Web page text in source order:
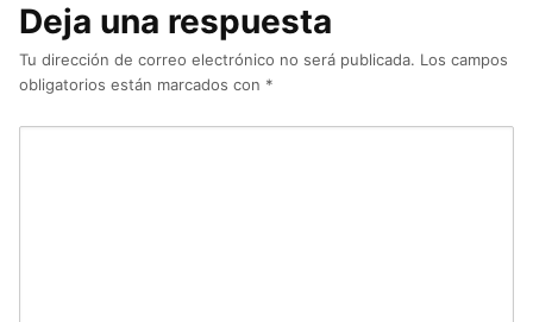
Deja una respuesta
Tu dirección de correo electrónico no será publicada. Los campos
obligatorios están marcados con *